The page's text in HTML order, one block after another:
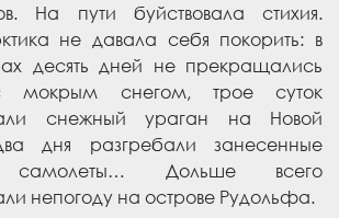
На пути буйствовала стихия.
не давала себя покорить: в
десять дней не прекращались
мокрым снегом, трое суток
снежный ураган на Новой
дня разгребали занесенные
самолеты… Дольше всего
непогоду на острове Рудольфа.